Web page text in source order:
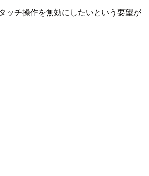
ッチ操作を無効にしたいという要望が